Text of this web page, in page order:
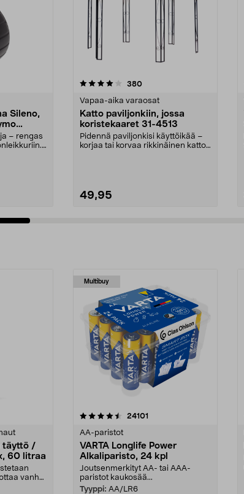
Sileno,
– rengas
380arvostelut
Vapaa-aika varaosat
Katto paviljonkiin, jossa
koristekaaret 31-4513
Pidennä paviljonkisi käyttöikää –
korjaa tai korvaa rikkinäinen katto.
49,95
4.5 viidestä
täyttö /
60 litraa
vanha
Multibuy
24101
AA-paristot
VARTA Longlife Power
Alkaliparisto, 24 kpl
Joutsenmerkityt AA- tai AAA-
paristot kaukosää...
Tyyppi: AA/LR6
4.5viidestä